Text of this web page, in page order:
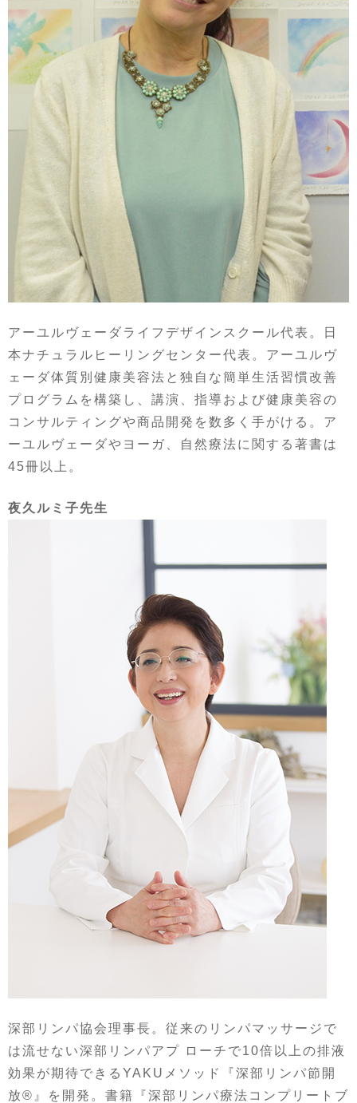
アーユルヴェーダライフデザインスクール代表。日
本ナチュラルヒーリングセンター代表。アーユルヴ
ェーダ体質別健康美容法と独自な簡単生活習慣改善
プログラムを構築し、講演、指導および健康美容の
コンサルティングや商品開発を数多く手がける。ア
ーユルヴェーダやヨーガ、自然療法に関する著書は
45冊以上。
夜久ルミ子先生
深部リンパ協会理事長。従来のリンパマッサージで
は流せない深部リンパアプ ローチで10倍以上の排液
効果が期待できるYAKUメソッド『深部リンパ節開
放®』を開発。書籍『深部リンパ療法コンプリートブ